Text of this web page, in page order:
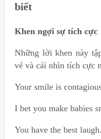
biết
Khen ngợi sự tích cực
Những lời khen này
vẻ và cái nhìn tích cực
Your smile is
I bet you make babies
You have the best laugh.